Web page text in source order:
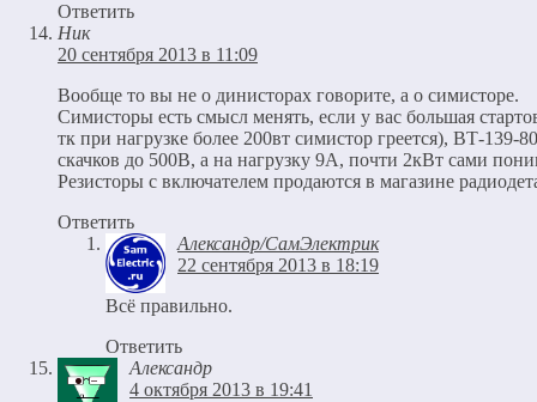
Ответить
Ник
20 сентября 2013 в 11:09
Вообще то вы не о динисторах говорите, а о симисторе.
Симисторы есть смысл менять, если у вас большая
тк при нагрузке более 200вт симистор греется), ВТ-
скачков до 500В, а на нагрузку 9А, почти 2кВт сами
Резисторы с включателем продаются в магазине
Ответить
Александр/СамЭлектрик
22 сентября 2013 в 18:19
Всё правильно.
Ответить
Александр
4 октября 2013 в 19:41